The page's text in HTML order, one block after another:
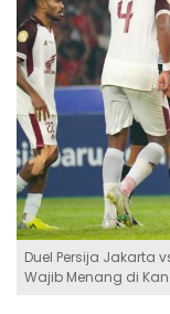
Duel Persija Jakarta
Wajib Menang di